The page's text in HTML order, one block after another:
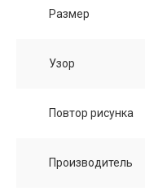
Размер
Узор
Повтор рисунка
Производитель